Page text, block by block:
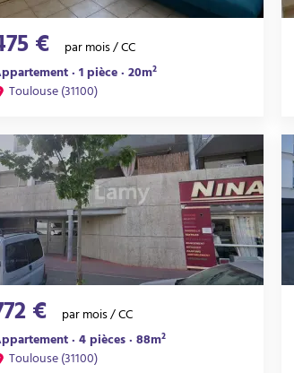
€
par mois / CC
· 1 pièce · 20m²
Toulouse (31100)
€
par mois / CC
· 4 pièces · 88m²
Toulouse (31100)